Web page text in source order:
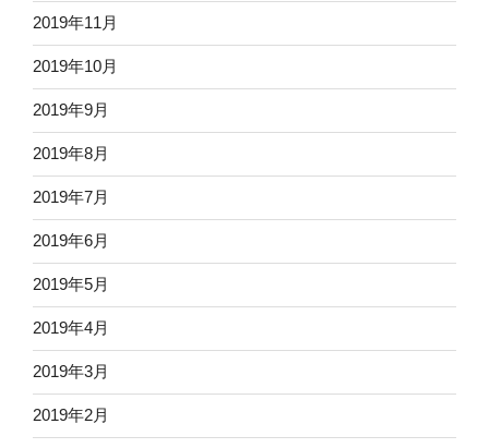
2019年11月
2019年10月
2019年9月
2019年8月
2019年7月
2019年6月
2019年5月
2019年4月
2019年3月
2019年2月